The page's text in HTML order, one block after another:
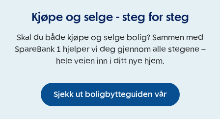
Kjøpe og selge - steg for steg
Skal du både kjøpe og selge bolig? Sammen med
SpareBank 1 hjelper vi deg gjennom alle stegene –
hele veien inn i ditt nye hjem.
Sjekk ut boligbytteguiden vår